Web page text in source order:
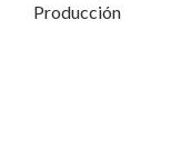
Producción